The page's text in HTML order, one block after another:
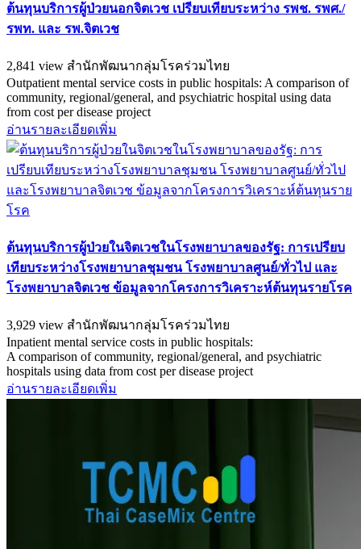
ต้นทุนบริการผู้ป่วยนอกจิตเวช เปรียบเทียบระหว่าง รพช. รพศ./
รพท. และ รพ.จิตเวช
2,841 view สำนักพัฒนากลุ่มโรคร่วมไทย
Outpatient mental service costs in public hospitals: A comparison of
community, regional/general, and psychiatric hospital using data
from cost per disease project
อ่านรายละเอียดเพิ่ม
ต้นทุนบริการผู้ป่วยในจิตเวชในโรงพยาบาลของรัฐ: การเปรียบ
เทียบระหว่างโรงพยาบาลชุมชน โรงพยาบาลศูนย์/ทั่วไป และ
โรงพยาบาลจิตเวช ข้อมูลจากโครงการวิเคราะห์ต้นทุนรายโรค
3,929 view สำนักพัฒนากลุ่มโรคร่วมไทย
Inpatient mental service costs in public hospitals:
A comparison of community, regional/general, and psychiatric
hospitals using data from cost per disease project
อ่านรายละเอียดเพิ่ม